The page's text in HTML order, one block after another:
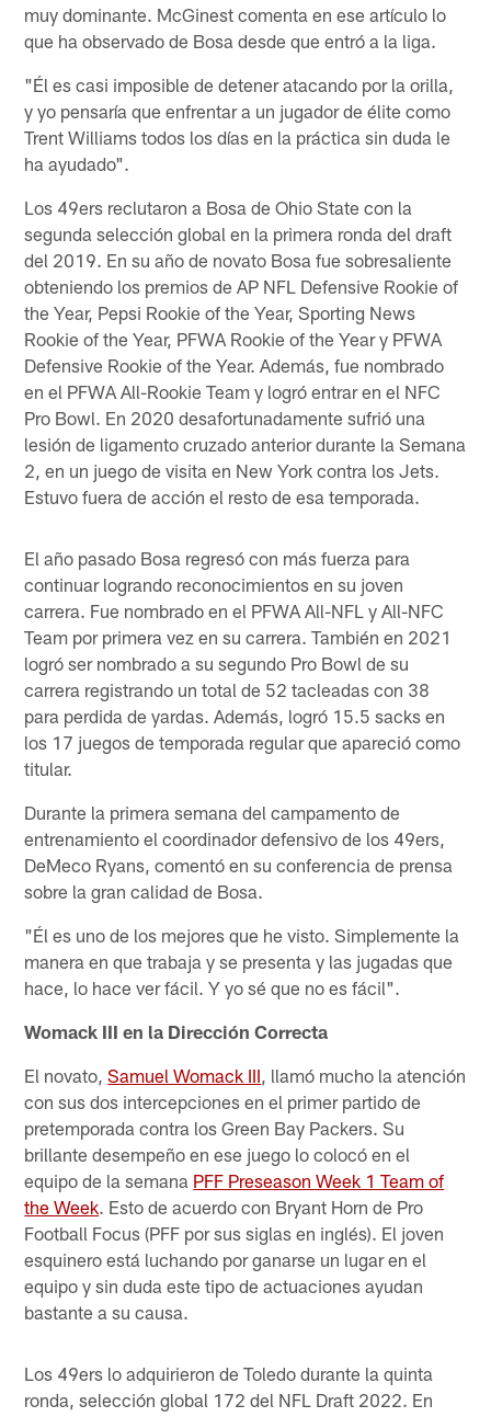
muy dominante. McGinest comenta en ese artículo lo
que ha observado de Bosa desde que entró a la liga.
"Él es casi imposible de detener atacando por la orilla,
y yo pensaría que enfrentar a un jugador de élite como
Trent Williams todos los días en la práctica sin duda le
ha ayudado".
Los 49ers reclutaron a Bosa de Ohio State con la
segunda selección global en la primera ronda del draft
del 2019. En su año de novato Bosa fue sobresaliente
obteniendo los premios de AP NFL Defensive Rookie of
the Year, Pepsi Rookie of the Year, Sporting News
Rookie of the Year, PFWA Rookie of the Year y PFWA
Defensive Rookie of the Year. Además, fue nombrado
en el PFWA All-Rookie Team y logró entrar en el NFC
Pro Bowl. En 2020 desafortunadamente sufrió una
lesión de ligamento cruzado anterior durante la Semana
2, en un juego de visita en New York contra los Jets.
Estuvo fuera de acción el resto de esa temporada.
El año pasado Bosa regresó con más fuerza para
continuar logrando reconocimientos en su joven
carrera. Fue nombrado en el PFWA All-NFL y All-NFC
Team por primera vez en su carrera. También en 2021
logró ser nombrado a su segundo Pro Bowl de su
carrera registrando un total de 52 tacleadas con 38
para perdida de yardas. Además, logró 15.5 sacks en
los 17 juegos de temporada regular que apareció como
titular.
Durante la primera semana del campamento de
entrenamiento el coordinador defensivo de los 49ers,
DeMeco Ryans, comentó en su conferencia de prensa
sobre la gran calidad de Bosa.
"Él es uno de los mejores que he visto. Simplemente la
manera en que trabaja y se presenta y las jugadas que
hace, lo hace ver fácil. Y yo sé que no es fácil".
Womack III en la Dirección Correcta
El novato,Samuel Womack III , llamó mucho la atención
con sus dos intercepciones en el primer partido de
pretemporada contra los Green Bay Packers. Su
brillante desempeño en ese juego lo colocó en el
equipo de la semana PFF Preseason Week 1 Team of
the Week. Esto de acuerdo con Bryant Horn de Pro
Football Focus (PFF por sus siglas en inglés). El joven
esquinero está luchando por ganarse un lugar en el
equipo y sin duda este tipo de actuaciones ayudan
bastante a su causa.
Los 49ers lo adquirieron de Toledo durante la quinta
ronda, selección global 172 del NFL Draft 2022. En